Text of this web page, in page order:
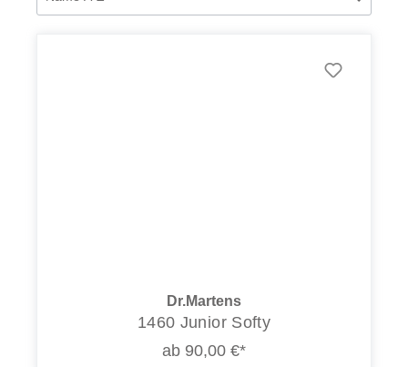
Dr.Martens
1460 Junior Softy
ab 90,00 €*